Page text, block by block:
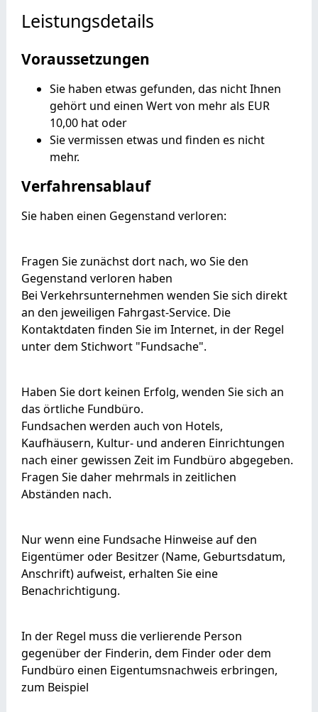
Leistungsdetails
Voraussetzungen
Sie haben etwas gefunden, das nicht Ihnen
gehört und einen Wert von mehr als EUR
10,00 hat oder
Sie vermissen etwas und finden es nicht
mehr.
Verfahrensablauf
Sie haben einen Gegenstand verloren:
Fragen Sie zunächst dort nach, wo Sie den
Gegenstand verloren haben
Bei Verkehrsunternehmen wenden Sie sich direkt
an den jeweiligen Fahrgast-Service. Die
Kontaktdaten finden Sie im Internet, in der Regel
unter dem Stichwort "Fundsache".
Haben Sie dort keinen Erfolg, wenden Sie sich an
das örtliche Fundbüro.
Fundsachen werden auch von Hotels,
Kaufhäusern, Kultur- und anderen Einrichtungen
nach einer gewissen Zeit im Fundbüro abgegeben.
Fragen Sie daher mehrmals in zeitlichen
Abständen nach.
Nur wenn eine Fundsache Hinweise auf den
Eigentümer oder Besitzer (Name, Geburtsdatum,
Anschrift) aufweist, erhalten Sie eine
Benachrichtigung.
In der Regel muss die verlierende Person
gegenüber der Finderin, dem Finder oder dem
Fundbüro einen Eigentumsnachweis erbringen,
zum Beispiel